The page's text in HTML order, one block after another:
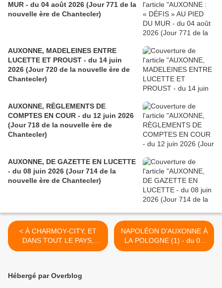
MUR - du 04 août 2026 (Jour 771 de la
nouvelle ère de Chantecler)
AUXONNE, MADELEINES ENTRE
LUCETTE ET PROUST - du 14 juin
2026 (Jour 720 de la nouvelle ère de
Chantecler)
AUXONNE, RÈGLEMENTS DE
COMPTES EN COUR - du 12 juin 2026
(Jour 718 de la nouvelle ère de
Chantecler)
AUXONNE, DE GAZETTE EN LUCETTE
- du 08 juin 2026 (Jour 714 de la
nouvelle ère de Chantecler)
< À CHARMOY-CITY, ET
DANS TOUT LE PAYS,
RÉTRÉCISSEMENTS EN
NAPOLÉON D’AUXONNE À
LA POLOGNE (1) - du 02
juillet 2022 (J+4945 après
Hébergé par Overblog